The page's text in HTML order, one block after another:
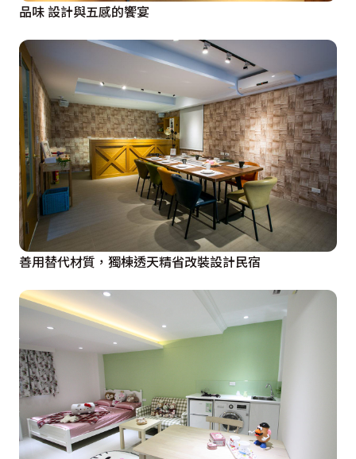
品味 設計與五感的饗宴
善用替代材質，獨棟透天精省改裝設計民宿